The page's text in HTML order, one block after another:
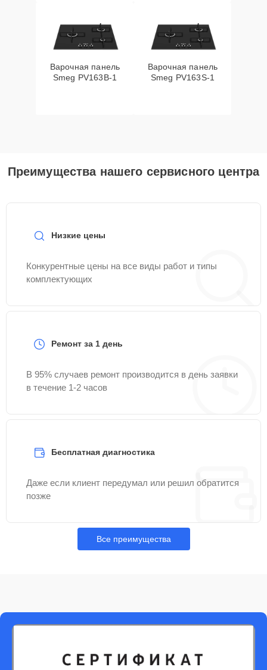
Варочная панель
Smeg PV163B-1
Варочная панель
Smeg PV163S-1
Преимущества нашего сервисного центра
Низкие цены
Конкурентные цены на все виды работ и типы
комплектующих
Ремонт за 1 день
В 95% случаев ремонт производится в день заявки
в течение 1-2 часов
Бесплатная диагностика
Даже если клиент передумал или решил обратится
позже
Все преимущества